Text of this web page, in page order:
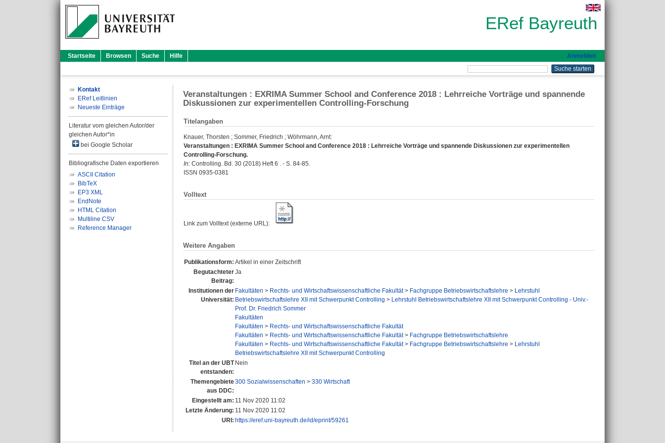
ERef Bayreuth
Startseite Browsen Suche Hilfe Anmelden
Kontakt
ERef Leitlinien
Neueste Einträge
Literatur vom gleichen Autor/der
gleichen Autor*in
bei Google Scholar
Bibliografische Daten exportieren
ASCII Citation
BibTeX
EP3 XML
EndNote
HTML Citation
Multiline CSV
Reference Manager
Veranstaltungen : EXRIMA Summer School and Conference 2018 : Lehrreiche Vorträge und spannende
Diskussionen zur experimentellen Controlling-Forschung
Titelangaben
Knauer, Thorsten ; Sommer, Friedrich ; Wöhrmann, Arnt:
Veranstaltungen : EXRIMA Summer School and Conference 2018 : Lehrreiche Vorträge und spannende Diskussionen zur experimentellen
Controlling-Forschung.
In: Controlling. Bd. 30 (2018) Heft 6 . - S. 84-85.
ISSN 0935-0381
Volltext
Link zum Volltext (externe URL):
Weitere Angaben
Publikationsform: Artikel in einer Zeitschrift
Begutachteter
Beitrag:
Ja
Institutionen der
Universität:
Fakultäten > Rechts- und Wirtschaftswissenschaftliche Fakultät> Fachgruppe Betriebswirtschaftslehre > Lehrstuhl
Betriebswirtschaftslehre XII mit Schwerpunkt Controlling > Lehrstuhl Betriebswirtschaftslehre XII mit Schwerpunkt Controlling - Univ.-
Prof. Dr. Friedrich Sommer
Fakultäten
Fakultäten > Rechts- und Wirtschaftswissenschaftliche Fakultät
Fakultäten > Rechts- und Wirtschaftswissenschaftliche Fakultät> Fachgruppe Betriebswirtschaftslehre
Fakultäten > Rechts- und Wirtschaftswissenschaftliche Fakultät> Fachgruppe Betriebswirtschaftslehre > Lehrstuhl
Betriebswirtschaftslehre XII mit Schwerpunkt Controlling
Titel an der UBT
entstanden:
Nein
Themengebiete
aus DDC:
300 Sozialwissenschaften > 330 Wirtschaft
Eingestellt am: 11 Nov 2020 11:02
Letzte Änderung: 11 Nov 2020 11:02
URI: https://eref.uni-bayreuth.de/id/eprint/59261